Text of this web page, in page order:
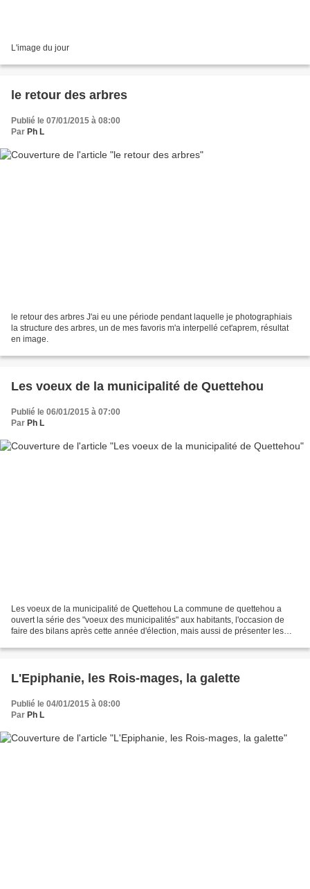
L'image du jour
le retour des arbres
Publié le 07/01/2015 à 08:00
Par Ph L
le retour des arbres J'ai eu une période pendant laquelle je photographiais
la structure des arbres, un de mes favoris m'a interpellé cet'aprem, résultat
en image.
Les voeux de la municipalité de Quettehou
Publié le 06/01/2015 à 07:00
Par Ph L
Les voeux de la municipalité de Quettehou La commune de quettehou a
ouvert la série des "voeux des municipalités" aux habitants, l'occasion de
faire des bilans après cette année d'élection, mais aussi de présenter les
L'Epiphanie, les Rois-mages, la galette
Publié le 04/01/2015 à 08:00
Par Ph L